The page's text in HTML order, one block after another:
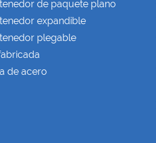
de paquete plano
expandible
plegable
de acero